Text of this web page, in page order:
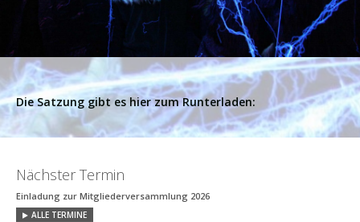
Die Satzung gibt es hier zum Runterladen:
Nächster Termin
Einladung zur Mitgliederversammlung 2026
ALLE TERMINE